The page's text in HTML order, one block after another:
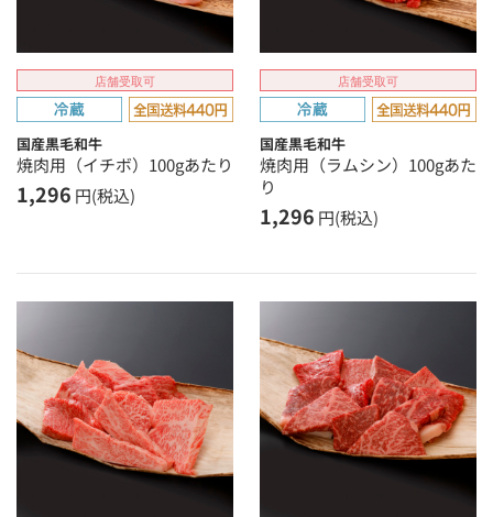
店舗受取可
国産黒毛和牛
焼肉用（イチボ）100gあたり
1,296 円(税込)
店舗受取可
国産黒毛和牛
焼肉用（ラムシン）100gあた
り
1,296 円(税込)